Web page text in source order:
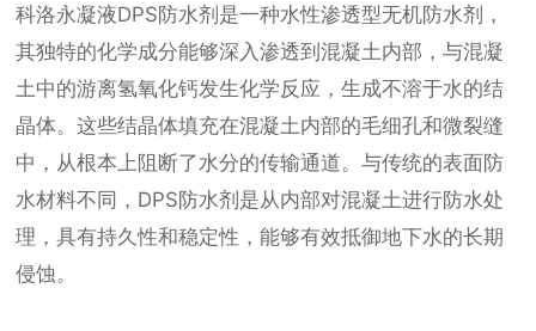
科洛永凝液DPS防水剂是一种水性渗透型无机防水剂，
其独特的化学成分能够深入渗透到混凝土内部，与混凝
土中的游离氢氧化钙发生化学反应，生成不溶于水的结
晶体。这些结晶体填充在混凝土内部的毛细孔和微裂缝
中，从根本上阻断了水分的传输通道。与传统的表面防
水材料不同，DPS防水剂是从内部对混凝土进行防水处
理，具有持久性和稳定性，能够有效抵御地下水的长期
侵蚀。